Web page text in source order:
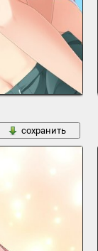
сохранить